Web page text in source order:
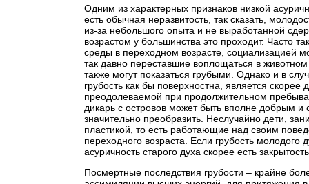
Одним из характерных признаков низкой
есть обычная неразвитость, так сказать,
из-за небольшого опыта и не выработанной
возрастом у большинства это проходит. Часто
среды в переходном возрасте, социализацией
так давно переставшие воплощаться в
также могут показаться грубыми. Однако и в
грубость как бы поверхностна, является
преодолеваемой при продолжительном
дикарь с островов может быть вполне добрым
значительно преобразить. Неслучайно дети,
пластикой, то есть работающие над своим
переходного возраста. Если грубость
асуричность старого духа скорее есть
Посмертные последствия грубости – крайне